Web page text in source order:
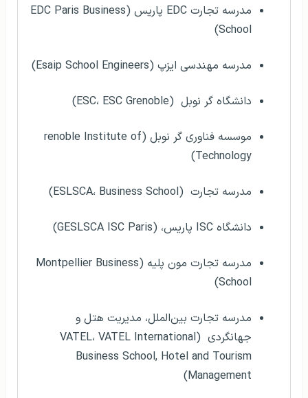
مدرسه تجارت EDC پاریس (EDC Paris Business
School)
مدرسه مهندسی ‌‌‌ایزپ (Esaip School Engineers)
دانشگاه گر نوبل (ESC، ESC Grenoble)
موسسه فناوری گر نوبل (renoble Institute of
Technology)
مدرسه تجارت (ESLSCA، Business School)
دانشگاه ISC پاریس، (GESLSCA ISC Paris)
مدرسه تجارت مون پلیه (Montpellier Business
School)
مدرسه‌ تجارت بین‌الملل،‌ مدیریت هتل و
جهانگردی (VATEL، VATEL International
Business School, Hotel and Tourism
Management)